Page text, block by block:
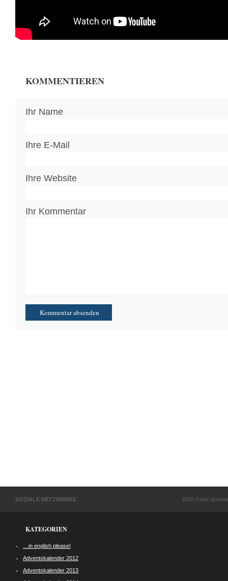
KOMMENTIEREN
Ihr Name
Ihre E-Mail
Ihre Website
Ihr Kommentar
SOZIALE NETZWERKE RSS-Feed
KATEGORIEN
…in english please!
Adventskalender 2012
Adventskalender 2013